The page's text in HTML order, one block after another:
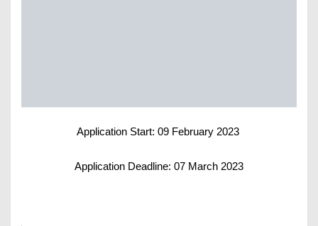
Application Start: 09 February 2023
Application Deadline: 07 March 2023